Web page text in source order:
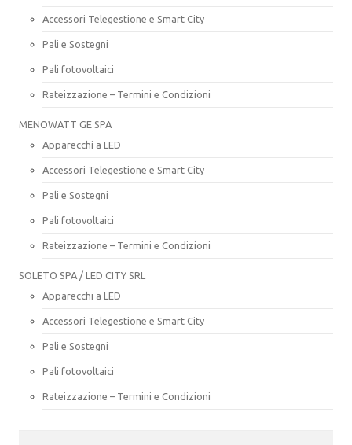
Accessori Telegestione e Smart City
Pali e Sostegni
Pali fotovoltaici
Rateizzazione – Termini e Condizioni
MENOWATT GE SPA
Apparecchi a LED
Accessori Telegestione e Smart City
Pali e Sostegni
Pali fotovoltaici
Rateizzazione – Termini e Condizioni
SOLETO SPA / LED CITY SRL
Apparecchi a LED
Accessori Telegestione e Smart City
Pali e Sostegni
Pali fotovoltaici
Rateizzazione – Termini e Condizioni